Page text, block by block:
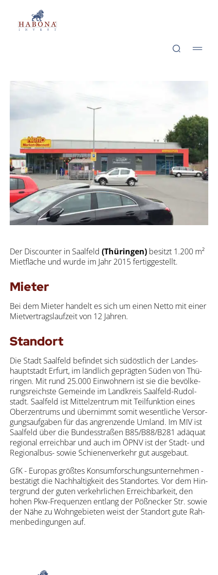
Der Dis­coun­ter in Saal­feld (Thü­rin­gen) besitzt 1.200 m²
Miet­flä­che und wur­de im Jahr 2015 fer­tig­ge­stellt.
Mie­ter
Bei dem Mie­ter han­delt es sich um einen Net­to mit einer
Miet­ver­trags­lauf­zeit von 12 Jah­ren.
Stand­ort
Die Stadt Saal­feld befin­det sich süd­öst­lich der Lan­des­
haupt­stadt Erfurt, im länd­lich gepräg­ten Süden von Thü­
rin­gen. Mit rund 25.000 Ein­woh­nern ist sie die bevöl­ke­
rungs­reichs­te Gemein­de im Land­kreis Saal­feld-Rudol­
stadt. Saal­feld ist Mit­tel­zen­trum mit Teil­funk­ti­on eines
Ober­zen­trums und über­nimmt somit wesent­li­che Ver­sor­
gungs­auf­ga­ben für das angren­zen­de Umland. Im MIV ist
Saal­feld über die Bun­des­stra­ßen B85/B88/B281 adäquat
regio­nal erreich­bar und auch im ÖPNV ist der Stadt- und
Regio­nal­bus- sowie Schie­nen­ver­kehr gut aus­ge­baut.
GfK - Euro­pas größ­tes Kon­sum­for­schungs­un­ter­neh­men -
bestä­tigt die Nach­hal­tig­keit des Stand­or­tes. Vor dem Hin­
ter­grund der guten ver­kehr­li­chen Erreich­bar­keit, den
hohen Pkw-Fre­quen­zen ent­lang der Pößne­cker Str. sowie
der Nähe zu Wohn­ge­bie­ten weist der Stand­ort gute Rah­
men­be­din­gun­gen auf.